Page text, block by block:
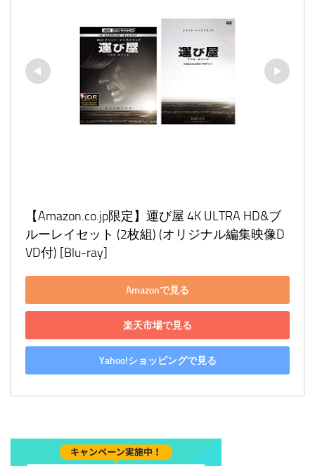
【Amazon.co.jp限定】運び屋 4K ULTRA HD&ブ
ルーレイセット (2枚組) (オリジナル編集映像D
VD付) [Blu-ray]
Amazonで見る
楽天市場で見る
Yahoo!ショッピングで見る